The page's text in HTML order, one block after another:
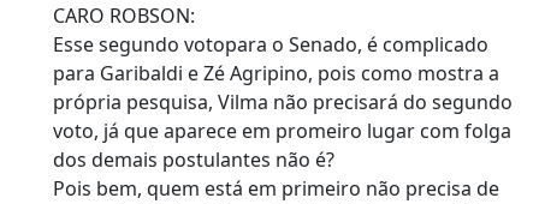
CARO ROBSON:
Esse segundo votopara o Senado, é complicado
para Garibaldi e Zé Agripino, pois como mostra a
própria pesquisa, Vilma não precisará do segundo
voto, já que aparece em promeiro lugar com folga
dos demais postulantes não é?
Pois bem, quem está em primeiro não precisa de